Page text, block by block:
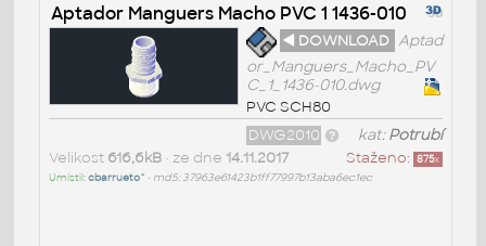
Aptador Manguers Macho PVC 1 1436-010
◄ DOWNLOAD Aptad
or_Manguers_Macho_PV
C_1_1436-010.dwg
PVC SCH80
kat:Potrubí
DWG2010
Staženo: 875x
Velikost 616,6kB• ze dne 14.11.2017
Umístil:cbarrueto^ • md5: 37963e61423b1ff77997b13aba6ec1ec